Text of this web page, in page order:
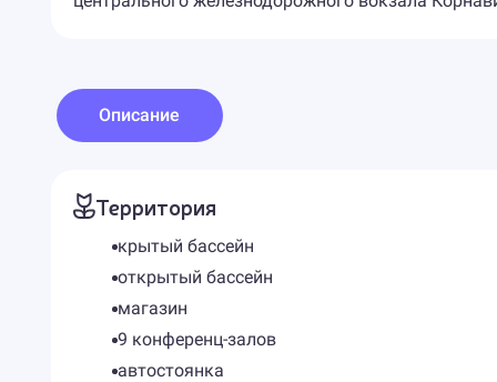
Описание
Территория
крытый бассейн
открытый бассейн
магазин
9 конференц-залов
автостоянка